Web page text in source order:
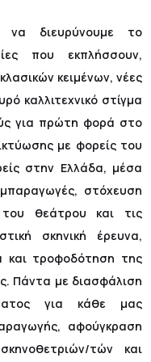
να διευρύνουμε το
που εκπλήσσουν,
κειμένων, νέες
καλλιτεχνικό στίγμα
για πρώτη φορά στο
με φορείς του
στην Ελλάδα, μέσα
στόχευση
θεάτρου και τις
σκηνική έρευνα,
και τροφοδότηση της
Πάντα με διασφάλιση
για κάθε μας
αφούγκραση
τών και